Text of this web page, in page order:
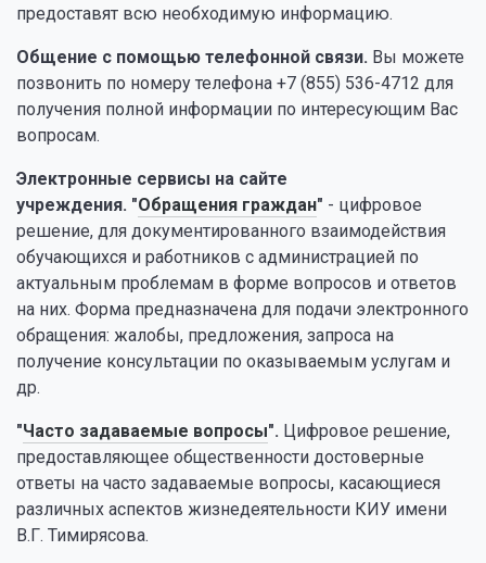
предоставят всю необходимую информацию.
Общение с помощью телефонной связи. Вы можете
позвонить по номеру телефона +7 (855) 536-4712 для
получения полной информации по интересующим Вас
вопросам.
Электронные сервисы на сайте
учреждения. "Обращения граждан" - цифровое
решение, для документированного взаимодействия
обучающихся и работников с администрацией по
актуальным проблемам в форме вопросов и ответов
на них. Форма предназначена для подачи электронного
обращения: жалобы, предложения, запроса на
получение консультации по оказываемым услугам и
др.
"Часто задаваемые вопросы". Цифровое решение,
предоставляющее общественности достоверные
ответы на часто задаваемые вопросы, касающиеся
различных аспектов жизнедеятельности КИУ имени
В.Г. Тимирясова.